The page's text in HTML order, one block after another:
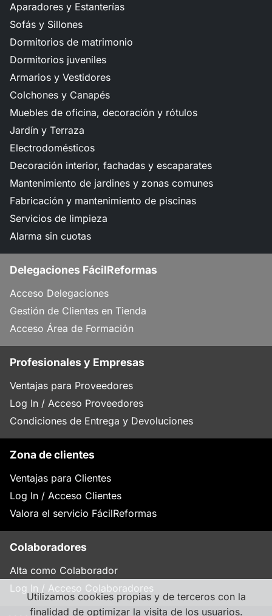
Utilizamos cookies propias y de terceros con la
finalidad de optimizar la visita de los usuarios.
Aparadores y Estanterías
Sofás y Sillones
Dormitorios de matrimonio
Dormitorios juveniles
Armarios y Vestidores
Colchones y Canapés
Muebles de oficina, decoración y rótulos
Jardín y Terraza
Electrodomésticos
Decoración interior, fachadas y escaparates
Mantenimiento de jardines y zonas comunes
Fabricación y mantenimiento de piscinas
Servicios de limpieza
Alarma sin cuotas
Delegaciones FácilReformas
Acceso Delegaciones
Gestión de Clientes en Tienda
Acceso Área de Formación
Profesionales y Empresas
Ventajas para Proveedores
Log In / Acceso Proveedores
Condiciones de Entrega y Devoluciones
Zona de clientes
Ventajas para Clientes
Log In / Acceso Clientes
Valora el servicio FácilReformas
Colaboradores
Alta como Colaborador
Log In / Acceso Colaboradores